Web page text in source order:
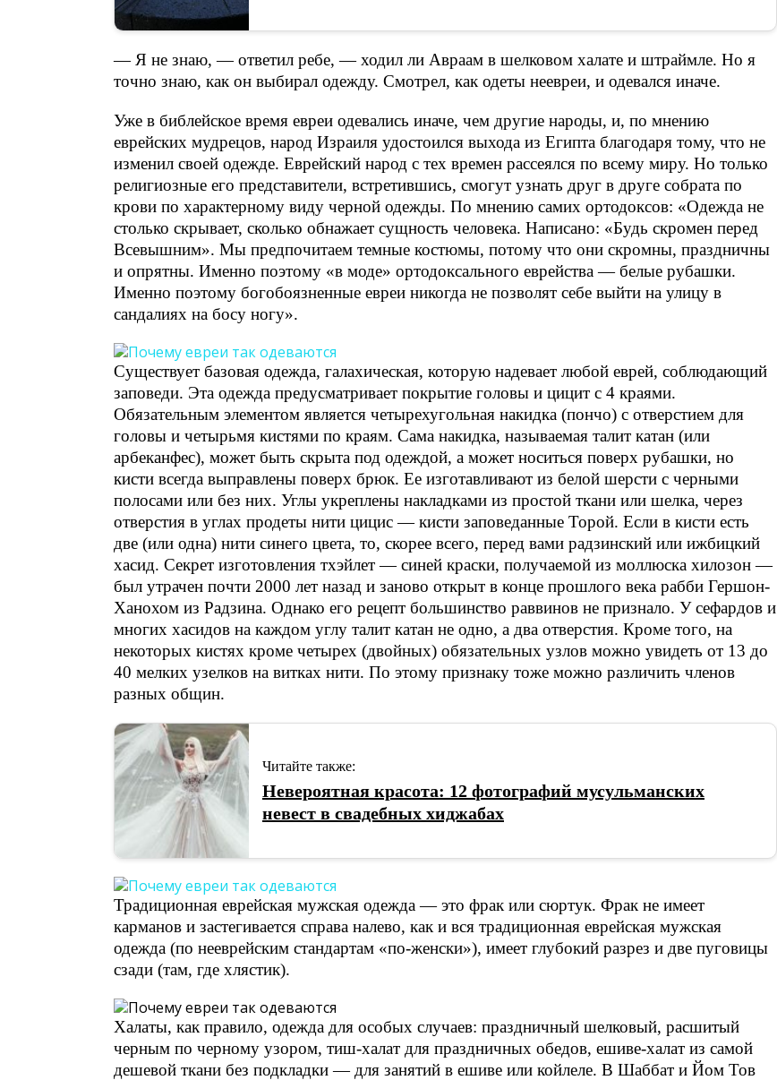
— Я не знаю, — ответил ребе, — ходил ли Авраам в шелковом халате и штраймле. Но я
точно знаю, как он выбирал одежду. Смотрел, как одеты неевреи, и одевался иначе.
Уже в библейское время евреи одевались иначе, чем другие народы, и, по мнению
еврейских мудрецов, народ Израиля удостоился выхода из Египта благодаря тому, что не
изменил своей одежде. Еврейский народ с тех времен рассеялся по всему миру. Но только
религиозные его представители, встретившись, смогут узнать друг в друге собрата по
крови по характерному виду черной одежды. По мнению самих ортодоксов: «Одежда не
столько скрывает, сколько обнажает сущность человека. Написано: «Будь скромен перед
Всевышним». Мы предпочитаем темные костюмы, потому что они скромны, праздничны
и опрятны. Именно поэтому «в моде» ортодоксального еврейства — белые рубашки.
Именно поэтому богобоязненные евреи никогда не позволят себе выйти на улицу в
сандалиях на босу ногу».
Существует базовая одежда, галахическая, которую надевает любой еврей, соблюдающий
заповеди. Эта одежда предусматривает покрытие головы и цицит с 4 краями.
Обязательным элементом является четырехугольная накидка (пончо) с отверстием для
головы и четырьмя кистями по краям. Сама накидка, называемая талит кaтaн (или
арбеканфес), может быть скрыта под одеждой, а может носиться поверх рубашки, но
кисти всегда выправлены поверх брюк. Ее изготавливают из белой шерсти с черными
полосами или без них. Углы укреплены накладками из простой ткани или шелка, через
отверстия в углах продеты нити цицис — кисти заповеданные Торой. Если в кисти есть
две (или одна) нити синего цвета, то, скорее всего, перед вами радзинский или ижбицкий
хасид. Секрет изготовления тхэйлет — синей краски, получаемой из моллюска хилозон —
был утрачен почти 2000 лет назад и заново открыт в конце прошлого века рабби Гершон-
Ханохом из Радзина. Однако его рецепт большинство раввинов не признало. У сефардов и
многих хасидов на каждом углу талит кaтaн не одно, а два отверстия. Кроме того, на
некоторых кистях кроме четырех (двойных) обязательных узлов можно увидеть от 13 до
40 мелких узелков на витках нити. По этому признаку тоже можно различить членов
разных общин.
Читайте также:
Невероятная красота: 12 фотографий мусульманских
невест в свадебных хиджабах
Традиционная еврейская мужская одежда — это фрак или сюртук. Фрак не имеет
карманов и застегивается справа налево, как и вся традиционная еврейская мужская
одежда (по нееврейским стандартам «по-женски»), имеет глубокий разрез и две пуговицы
сзади (там, где хлястик).
Халаты, как правило, одежда для особых случаев: праздничный шелковый, расшитый
черным по черному узором, тиш-халат для праздничных обедов, ешиве-халат из самой
дешевой ткани без подкладки — для занятий в ешиве или койлеле. В Шаббат и Йом Тов